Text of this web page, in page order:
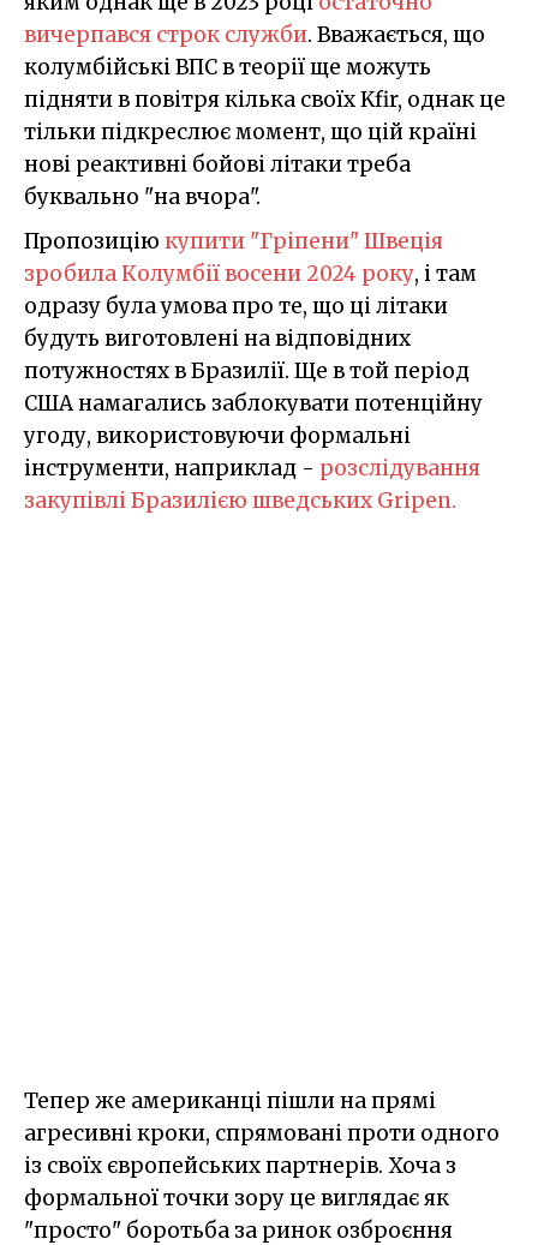
вичерпався строк служби. Вважається, що
колумбійські ВПС в теорії ще можуть
підняти в повітря кілька своїх Kfir, однак це
тільки підкреслює момент, що цій країні
нові реактивні бойові літаки треба
буквально "на вчора".
Пропозицію купити "Гріпени" Швеція
зробила Колумбії восени 2024 року, і там
одразу була умова про те, що ці літаки
будуть виготовлені на відповідних
потужностях в Бразилії. Ще в той період
США намагались заблокувати потенційну
угоду, використовуючи формальні
інструменти, наприклад - розслідування
закупівлі Бразилією шведських Gripen.
Тепер же американці пішли на прямі
агресивні кроки, спрямовані проти одного
із своїх європейських партнерів. Хоча з
формальної точки зору це виглядає як
"просто" боротьба за ринок озброєння